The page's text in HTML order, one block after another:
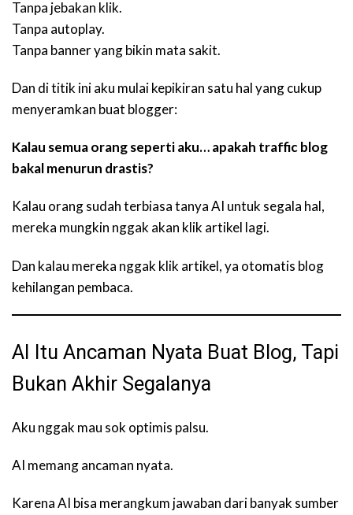
Tanpa jebakan klik.
Tanpa autoplay.
Tanpa banner yang bikin mata sakit.
Dan di titik ini aku mulai kepikiran satu hal yang cukup
menyeramkan buat blogger:
Kalau semua orang seperti aku… apakah traffic blog
bakal menurun drastis?
Kalau orang sudah terbiasa tanya AI untuk segala hal,
mereka mungkin nggak akan klik artikel lagi.
Dan kalau mereka nggak klik artikel, ya otomatis blog
kehilangan pembaca.
AI Itu Ancaman Nyata Buat Blog, Tapi
Bukan Akhir Segalanya
Aku nggak mau sok optimis palsu.
AI memang ancaman nyata.
Karena AI bisa merangkum jawaban dari banyak sumber